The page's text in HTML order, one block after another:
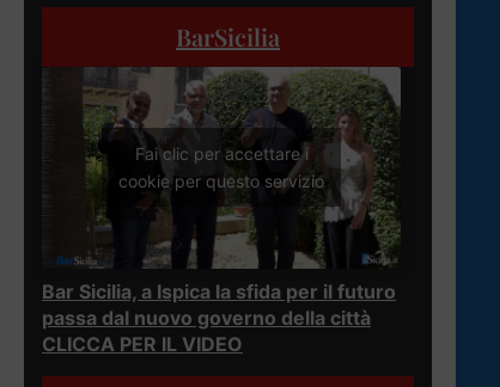
BarSicilia
Fai clic per accettare i
cookie per questo servizio
Bar Sicilia, a Ispica la sfida per il futuro
passa dal nuovo governo della città
CLICCA PER IL VIDEO